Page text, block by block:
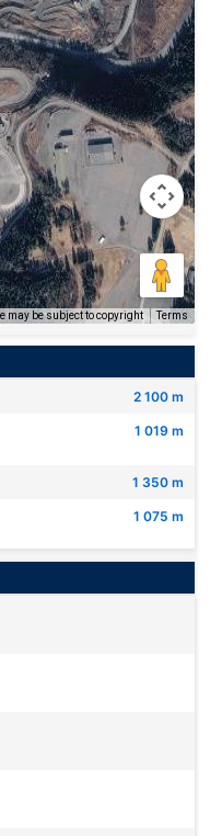
may be subject to copyright Terms
2 100 m
1 019 m
1 350 m
1 075 m